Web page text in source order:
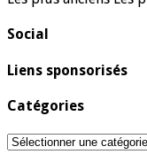
Social
Liens sponsorisés
Catégories
Catégories